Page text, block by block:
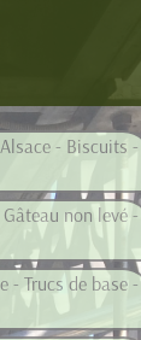
Alsace - Biscuits -
non levé -
- Trucs de base -